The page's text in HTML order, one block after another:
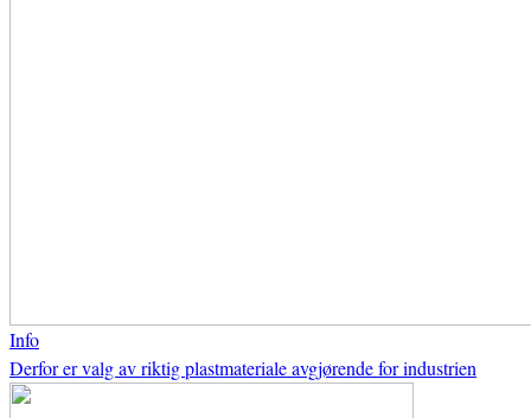
Info
Derfor er valg av riktig plastmateriale avgjørende for industrien